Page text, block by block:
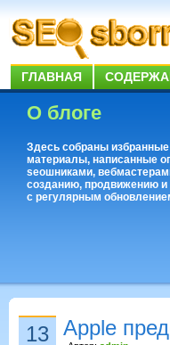
ГЛАВНАЯ
О блоге
Здесь собраны избранные
материалы, написанные
seoшниками,
созданию, продвижению и
с регулярным
13 Apple